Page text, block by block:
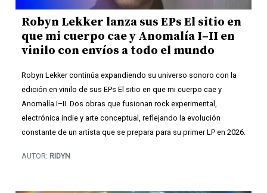
Robyn Lekker lanza sus EPs El sitio en
que mi cuerpo cae y Anomalía I–II en
vinilo con envíos a todo el mundo
Robyn Lekker continúa expandiendo su universo sonoro con la
edición en vinilo de sus EPs El sitio en que mi cuerpo cae y
Anomalía I–II. Dos obras que fusionan rock experimental,
electrónica indie y arte conceptual, reflejando la evolución
constante de un artista que se prepara para su primer LP en 2026.
AUTOR: RIDYN